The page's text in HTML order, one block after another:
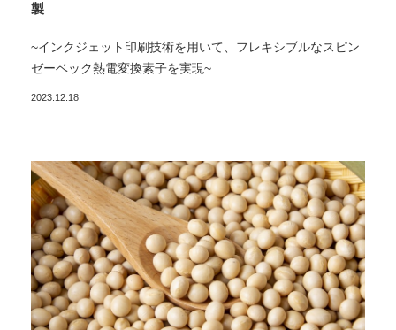
製
~インクジェット印刷技術を用いて、フレキシブルなスピン
ゼーベック熱電変換素子を実現~
2023.12.18